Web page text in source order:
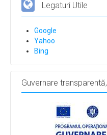
Legaturi Utile
Google
Yahoo
Bing
Guvernare